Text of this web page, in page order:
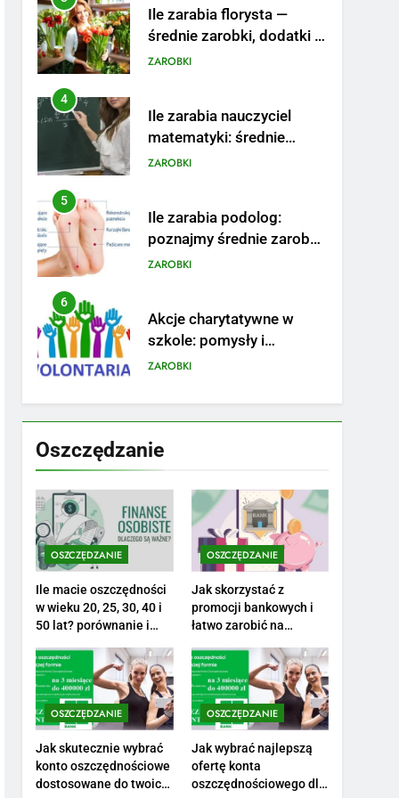
Ile zarabia florysta —
średnie zarobki, dodatki i
sposoby na podwyżkę
ZAROBKI
4
Ile zarabia nauczyciel
matematyki: średnie
zarobki, dodatki i
ZAROBKI
5
Ile zarabia podolog:
poznajmy średnie zarobki
na tym stanowisku
ZAROBKI
6
Akcje charytatywne w
szkole: pomysły i
przykłady, które
ZAROBKI
7
Jak przygotować się
finansowo na narodziny
jak zaplanować budżet
PORADY
8
Netflix tagger — czym
jest, opinie i zarobki
PRACA
1
Ile zarabia striptizer:
poznaj aktualne stawki
męskiego striptizera
ZAROBKI
2
Ile zarabia psycholog
szkolny: poznaj średnie
zarobki na tym
stanowisku
ZAROBKI
Oszczędzanie
OSZCZĘDZANIE
Ile macie oszczędności
w wieku 20, 25, 30, 40 i
50 lat? porównanie i
OSZCZĘDZANIE
Jak skorzystać z
promocji bankowych i
łatwo zarobić na
OSZCZĘDZANIE
Jak skutecznie wybrać
konto oszczędnościowe
dostosowane do twoich
OSZCZĘDZANIE
Jak wybrać najlepszą
ofertę konta
oszczędnościowego dla